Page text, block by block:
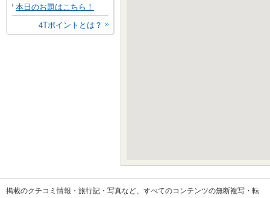
本日のお題はこちら！
4Tポイントとは？
掲載のクチコミ情報・旅行記・写真など、すべてのコンテンツの無断複写・転